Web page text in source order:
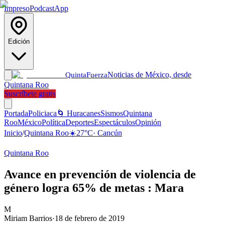
ImpresoPodcastApp
Edición
QuintaFuerzaNoticias de México, desde
Quintana Roo
Suscríbete gratis
PortadaPoliciaca 🌀 HuracanesSismosQuintana
RooMéxicoPolíticaDeportesEspectáculosOpinión
Inicio/Quintana Roo☀️27°C· Cancún
Quintana Roo
Avance en prevención de violencia de
género logra 65% de metas : Mara
M
Miriam Barrios·18 de febrero de 2019